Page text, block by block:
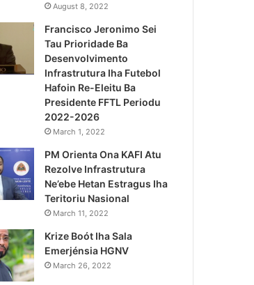
Governu Promete Tau
Minerais no Setór
August 8, 2022
Francisco Jeronimo Sei
Tau Prioridade Ba
Desenvolvimento
Infrastrutura Iha Futebol
Hafoin Re-Eleitu Ba
Presidente FFTL Periodu
2022-2026
March 1, 2022
PM Orienta Ona KAFI Atu
Rezolve Infrastrutura
Ne’ebe Hetan Estragus Iha
Teritoriu Nasional
March 11, 2022
Krize Boót Iha Sala
Emerjénsia HGNV
March 26, 2022